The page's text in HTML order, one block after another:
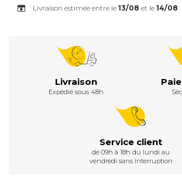
Livraison estimée entre le 13/08 et le 14/08
Livraison
Expédié sous 48h
Service client
de 09h à 18h du lundi au
vendredi sans interruption